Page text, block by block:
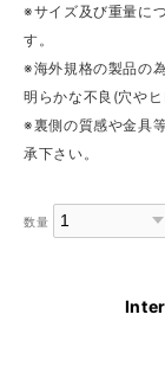
※サイズ及び重量に
す。
※海外規格の製品の
明らかな不良(穴や
※裏側の質感や金具
承下さい。
数量